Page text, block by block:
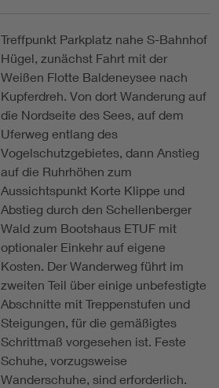
Treffpunkt Parkplatz nahe S-Bahnhof
Hügel, zunächst Fahrt mit der
Weißen Flotte Baldeneysee nach
Kupferdreh. Von dort Wanderung auf
die Nordseite des Sees, auf dem
Uferweg entlang des
Vogelschutzgebietes, dann Anstieg
auf die Ruhrhöhen zum
Aussichtspunkt Korte Klippe und
Abstieg durch den Schellenberger
Wald zum Bootshaus ETUF mit
optionaler Einkehr auf eigene
Kosten. Der Wanderweg führt im
zweiten Teil über einige unbefestigte
Abschnitte mit Treppenstufen und
Steigungen, für die gemäßigtes
Schrittmaß vorgesehen ist. Feste
Schuhe, vorzugsweise
Wanderschuhe, sind erforderlich.